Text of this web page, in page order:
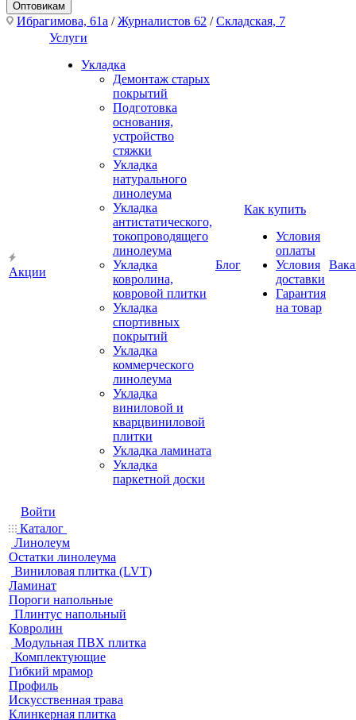
Оптовикам
Ибрагимова, 61а /Журналистов 62 /Складская, 7
Акции
Услуги
Укладка
Демонтаж старых
покрытий
Подготовка
основания,
устройство
стяжки
Укладка
натурального
линолеума
Укладка
антистатического,
токопроводящего
линолеума
Укладка
ковролина,
ковровой плитки
Укладка
спортивных
покрытий
Укладка
коммерческого
линолеума
Укладка
виниловой и
кварцвиниловой
плитки
Укладка ламината
Укладка
паркетной доски
Блог
Как купить
Условия
оплаты
Условия
доставки
Гарантия
на товар
Войти
Каталог
Линолеум
Остатки линолеума
Виниловая плитка (LVT)
Ламинат
Пороги напольные
Плинтус напольный
Ковролин
Модульная ПВХ плитка
Комплектующие
Гибкий мрамор
Профиль
Искусственная трава
Клинкерная плитка